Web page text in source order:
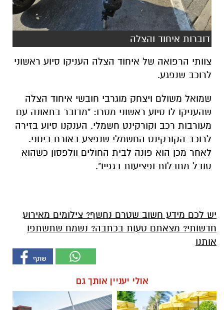
דוברות איחוד והצלה
צוותי הרפואה של איחוד הצלה העניקו סיוע ראשוני
לרוכב שנפגע.
שמואל משולם ויצחק מוגרבי חובשי איחוד הצלה
שהעניקו לו סיוע ראשוני מסרו: "מדובר בתאונה עם
מעורבות רכב וקורקינט חשמלי. הענקנו סיוע בזירה
לרוכב הקורקינט החשמלי שנפצע באורח בינוני.
לאחר מכן הוא פונה לבית החולים וולפסון כשהוא
סובל מחבלות ופציעות בגפיו".
יש לכם מידע חשוב שטרם נחשף? צילומים מאירוע
חדשותי? מצאתם טעות בכתבה? נשמח שתשתפו
אותנו
אולי יעניין אותך גם